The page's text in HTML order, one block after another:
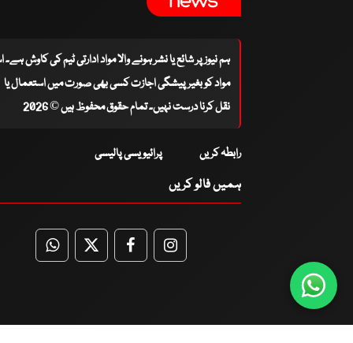
ہم نیوز پر شائع یا نشر ہونے والا مواد ادارتی ٹیم کی کاوش
مواد کو بغیر پیشگی اجازت کسی بھی صورت میں استعمال یا
نقل کرنا درست نہیں۔ تمام حقوق محفوظ ہیں © 2026
رابطہ کریں پرائیویسی پالیسی
ہمیں فالو کریں
WhatsApp
TwitterFacebookFacebook